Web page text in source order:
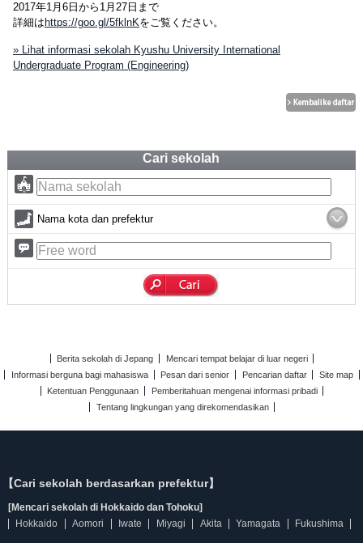
2017年1月6日から1月27日まで
詳細は https://goo.gl/5fklnKをご覧ください。
» Lihat informasi sekolah Kyushu University International
Undergraduate Program (Engineering)
Cari sekolah
Nama kota dan prefektur
Berita sekolah di Jepang
Mencari tempat belajar di luar negeri
Informasi berguna bagi mahasiswa
Pesan dari senior Pencarian daftar
Site map
Ketentuan Penggunaan
Pemberitahuan mengenai informasi pribadi
Tentang lingkungan yang direkomendasikan
【Cari sekolah berdasarkan prefektur】
[Mencari sekolah di Hokkaido dan Tohoku]
Hokkaido
Aomori Iwate Miyagi Akita Yamagata Fukushima